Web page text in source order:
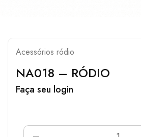
Acessórios ródio
NA018 – RÓDIO
Faça seu login